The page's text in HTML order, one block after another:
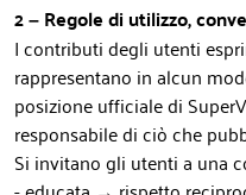
2 – Regole di utilizzo,
I contributi degli utenti
rappresentano in alcun
posizione ufficiale di
responsabile di ciò che
Si invitano gli utenti a una